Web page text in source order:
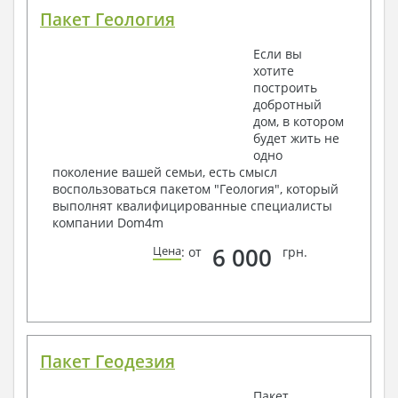
Пакет Геология
Если вы
хотите
построить
добротный
дом, в котором
будет жить не
одно
поколение вашей семьи, есть смысл
воспользоваться пакетом "Геология", который
выполнят квалифицированные специалисты
компании Dom4m
Цена: от 6 000 грн.
Пакет Геодезия